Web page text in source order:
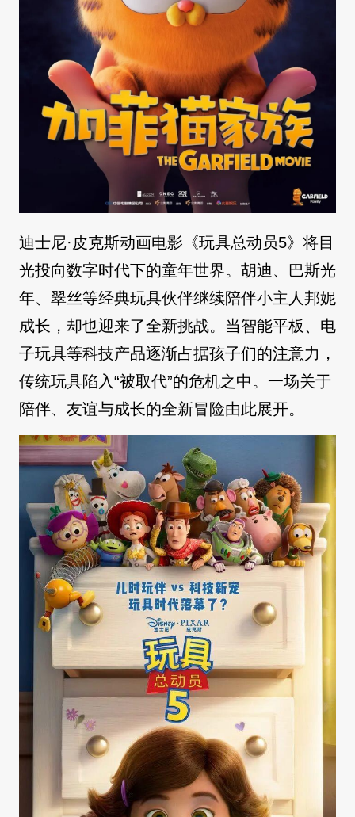
迪士尼·皮克斯动画电影《玩具总动员5》将目
光投向数字时代下的童年世界。胡迪、巴斯光
年、翠丝等经典玩具伙伴继续陪伴小主人邦妮
成长，却也迎来了全新挑战。当智能平板、电
子玩具等科技产品逐渐占据孩子们的注意力，
传统玩具陷入“被取代”的危机之中。一场关于
陪伴、友谊与成长的全新冒险由此展开。